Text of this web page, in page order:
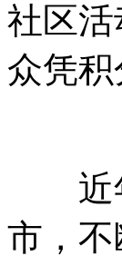
社区
众凭
近年
市，